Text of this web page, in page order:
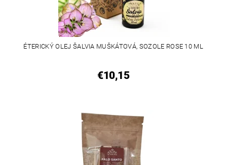
ÉTERICKÝ OLEJ ŠALVIA MUŠKÁTOVÁ, SOZOLE ROSE 10 ML
€10,15